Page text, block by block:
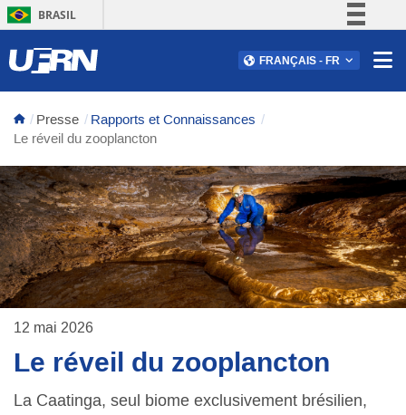
BRASIL
Comunica BR
Acesso à informação
Canais
FRANÇAIS - FR
Presse
Rapports et Connaissances
Le réveil du zooplancton
12 mai 2026
Le réveil du zooplancton
La Caatinga, seul biome exclusivement brésilien,